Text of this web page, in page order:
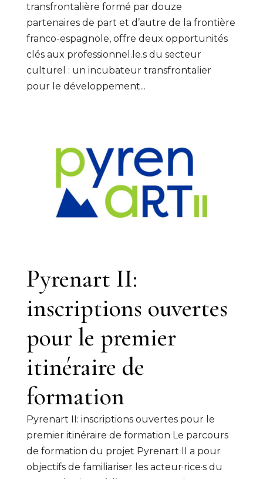
transfrontalière formé par douze
partenaires de part et d’autre de la frontière
franco-espagnole, offre deux opportunités
clés aux professionnel.le.s du secteur
culturel : un incubateur transfrontalier
pour le développement...
Pyrenart II:
inscriptions ouvertes
pour le premier
itinéraire de
formation
Pyrenart II: inscriptions ouvertes pour le
premier itinéraire de formation Le parcours
de formation du projet Pyrenart II a pour
objectifs de familiariser les acteur·rice·s du